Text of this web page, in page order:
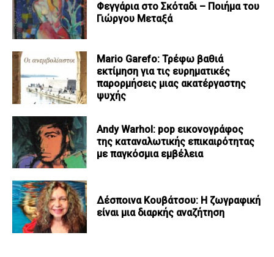
Φεγγάρια στο Σκόταδι – Ποιήμα του
Γιώργου Μεταξά
Mario Garefo: Τρέφω βαθιά
εκτίμηση για τις ευρηματικές
παρορμήσεις μιας ακατέργαστης
ψυχής
Andy Warhol: pop εικονογράφος
της καταναλωτικής επικαιρότητας
με παγκόσμια εμβέλεια
Δέσποινα Κουβάτσου: Η ζωγραφική
είναι μια διαρκής αναζήτηση